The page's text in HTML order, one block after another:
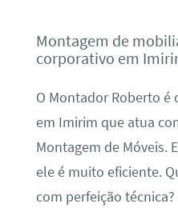
Montagem de
corporativo em
O Montador Roberto
em Imirim que atua
Montagem de Móveis.
ele é muito eficiente.
com perfeição